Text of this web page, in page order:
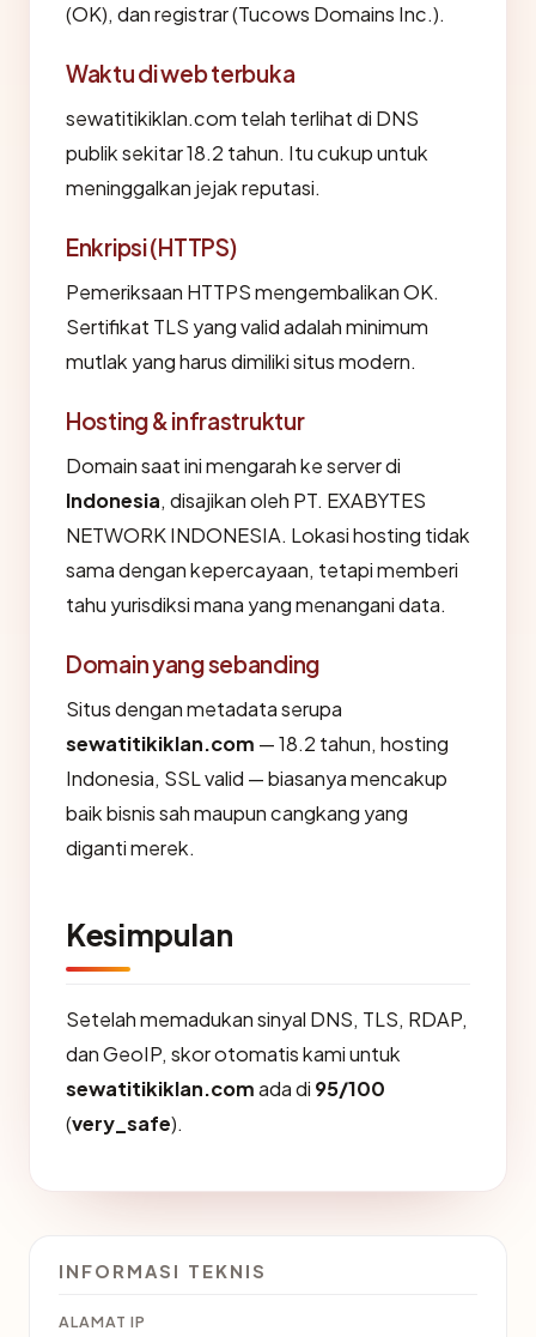
(OK), dan registrar (Tucows Domains Inc.).
Waktu di web terbuka
sewatitikiklan.com telah terlihat di DNS
publik sekitar 18.2 tahun. Itu cukup untuk
meninggalkan jejak reputasi.
Enkripsi (HTTPS)
Pemeriksaan HTTPS mengembalikan OK.
Sertifikat TLS yang valid adalah minimum
mutlak yang harus dimiliki situs modern.
Hosting & infrastruktur
Domain saat ini mengarah ke server di
Indonesia, disajikan oleh PT. EXABYTES
NETWORK INDONESIA. Lokasi hosting tidak
sama dengan kepercayaan, tetapi memberi
tahu yurisdiksi mana yang menangani data.
Domain yang sebanding
Situs dengan metadata serupa
sewatitikiklan.com — 18.2 tahun, hosting
Indonesia, SSL valid — biasanya mencakup
baik bisnis sah maupun cangkang yang
diganti merek.
Kesimpulan
Setelah memadukan sinyal DNS, TLS, RDAP,
dan GeoIP, skor otomatis kami untuk
sewatitikiklan.comada di 95/100
(very_safe).
INFORMASI TEKNIS
ALAMAT IP